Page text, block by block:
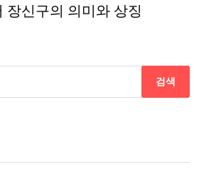
장신구의 의미와 상징